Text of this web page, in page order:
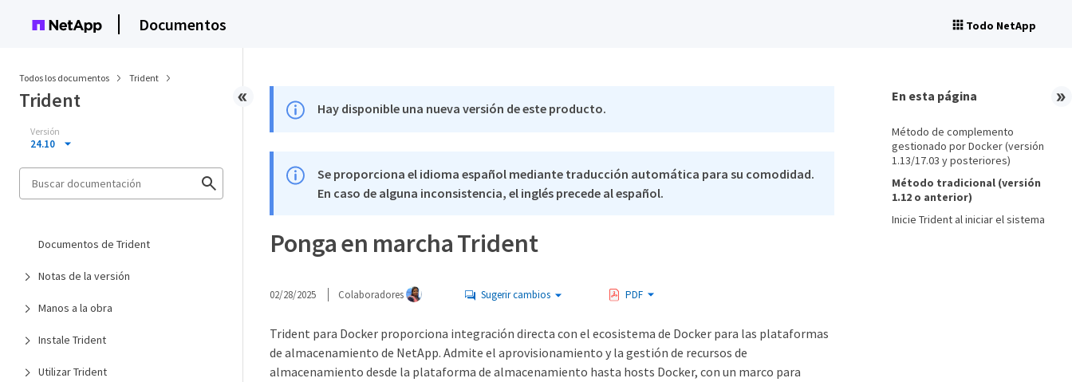
Documentos Todo NetApp
Todos los documentos Trident
Trident
Versión
24.10
Documentos de Trident
Notas de la versión
Manos a la obra
Instale Trident
Utilizar Trident
Hay disponible una nueva versión de este producto.
Se proporciona el idioma español mediante traducción automática para su comodidad.
En caso de alguna inconsistencia, el inglés precede al español.
Ponga en marcha Trident
02/28/2025 Colaboradores Sugerir cambios PDF
Trident para Docker proporciona integración directa con el ecosistema de Docker para las plataformas
de almacenamiento de NetApp. Admite el aprovisionamiento y la gestión de recursos de
almacenamiento desde la plataforma de almacenamiento hasta hosts Docker, con un marco para
En esta página
Método de complemento
gestionado por Docker (versión
1.13/17.03 y posteriores)
Método tradicional (versión
1.12 o anterior)
Inicie Trident al iniciar el sistema